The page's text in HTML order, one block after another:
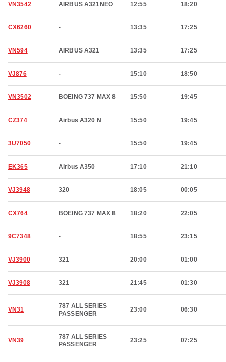
VN3542 AIRBUS A321NEO 12:55 18:20
CX6260 - 13:35 17:25
VN594 AIRBUS A321 13:35 17:25
VJ876 - 15:10 18:50
VN3502 BOEING 737 MAX 8 15:50 19:45
CZ374 Airbus A320 N 15:50 19:45
3U7050 - 15:50 19:45
EK365 Airbus A350 17:10 21:10
VJ3948 320 18:05 00:05
CX764 BOEING 737 MAX 8 18:20 22:05
9C7348 - 18:55 23:15
VJ3900 321 20:00 01:00
VJ3908 321 21:45 01:30
VN31
787 ALL SERIES
PASSENGER
23:00 06:30
VN39
787 ALL SERIES
PASSENGER
23:25 07:25